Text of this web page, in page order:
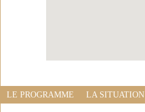
LE PROGRAMME LA SITUATION